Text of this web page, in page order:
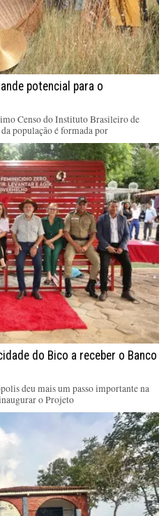
potencial para o
Censo do Instituto Brasileiro de
população é formada por
do Bico a receber o Banco
deu mais um passo importante na
o Projeto